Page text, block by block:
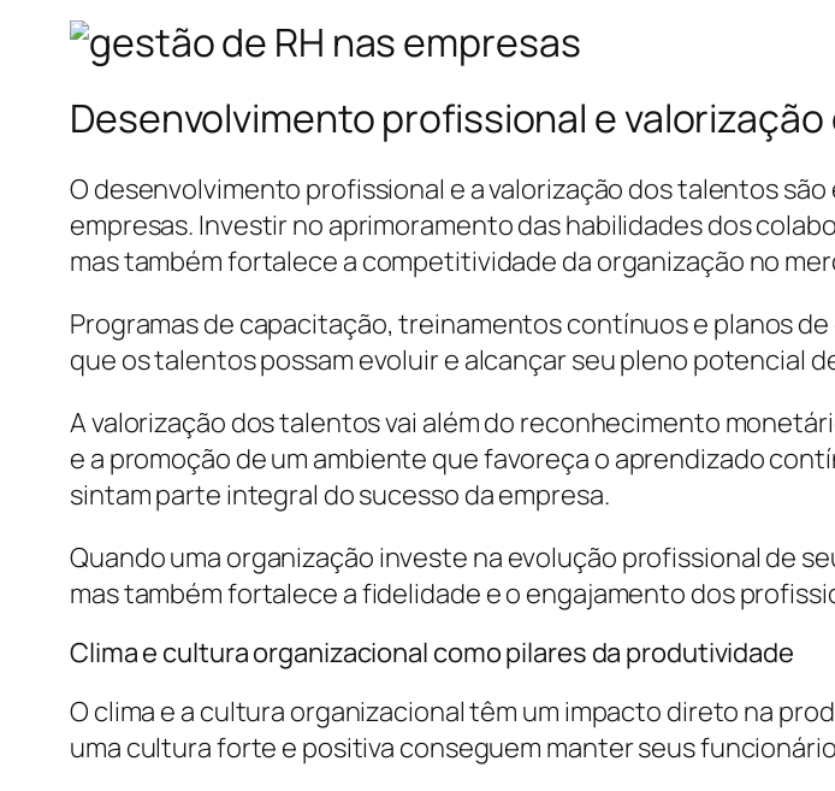
Desenvolvimento profissional e
O desenvolvimento profissional e a valorização dos talentos
empresas. Investir no aprimoramento das habilidades dos
mas também fortalece a competitividade da organização no
Programas de capacitação, treinamentos contínuos e planos
que os talentos possam evoluir e alcançar seu pleno potencial
A valorização dos talentos vai além do reconhecimento
e a promoção de um ambiente que favoreça o aprendizado
sintam parte integral do sucesso da empresa.
Quando uma organização investe na evolução profissional de
mas também fortalece a fidelidade e o engajamento dos
Clima e cultura organizacional como pilares da produtividade
O clima e a cultura organizacional têm um impacto direto na
uma cultura forte e positiva conseguem manter seus